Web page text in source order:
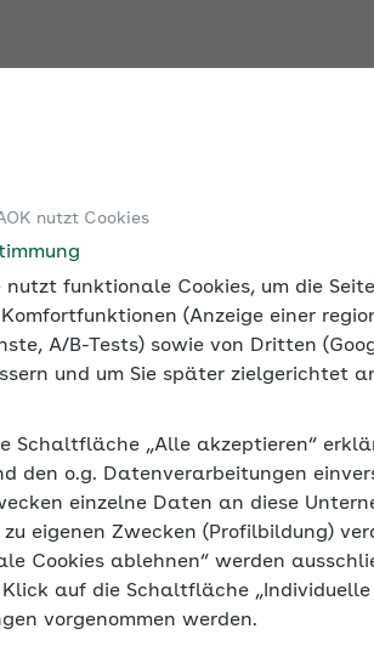
nutzt Cookies
nutzt funktionale Cookies, um die
(Anzeige einer
A/B-Tests) sowie von Dritten
und um Sie später zielgerichtet
Schaltfläche „Alle akzeptieren“
den o.g. Datenverarbeitungen
einzelne Daten an diese
eigenen Zwecken (Profilbildung)
Cookies ablehnen“ werden
auf die Schaltfläche „Individuelle
vorgenommen werden.